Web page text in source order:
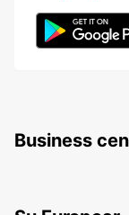
Business